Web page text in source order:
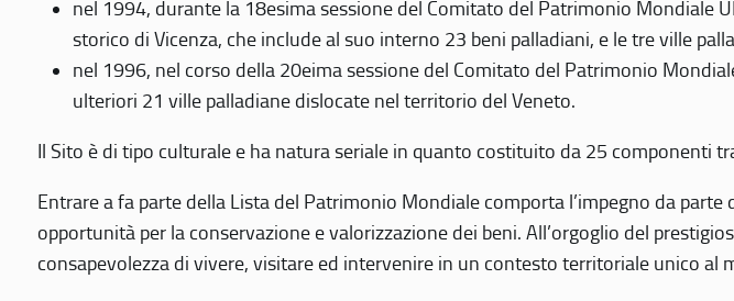
nel 1994, durante la 18esima sessione del Comitato del Patrimonio Mondiale
storico di Vicenza, che include al suo interno 23 beni palladiani, e le tre ville
nel 1996, nel corso della 20eima sessione del Comitato del Patrimonio
ulteriori 21 ville palladiane dislocate nel territorio del Veneto.
Il Sito è di tipo culturale e ha natura seriale in quanto costituito da 25 componenti
Entrare a fa parte della Lista del Patrimonio Mondiale comporta l’impegno da
opportunità per la conservazione e valorizzazione dei beni. All’orgoglio del
consapevolezza di vivere, visitare ed intervenire in un contesto territoriale unico